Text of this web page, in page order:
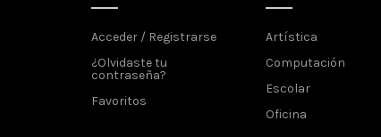
Acceder / Registrarse
¿Olvidaste tu
contraseña?
Favoritos
Artística
Computación
Escolar
Oficina